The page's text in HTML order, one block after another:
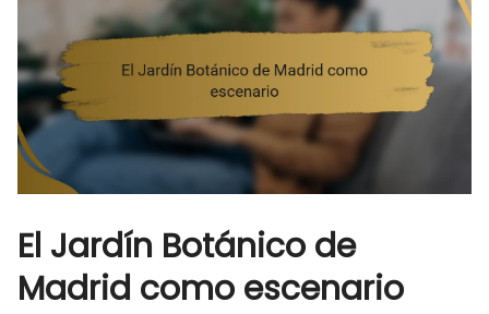
El Jardín Botánico de
Madrid como escenario